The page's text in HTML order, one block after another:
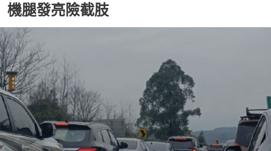
機腿發亮險截肢